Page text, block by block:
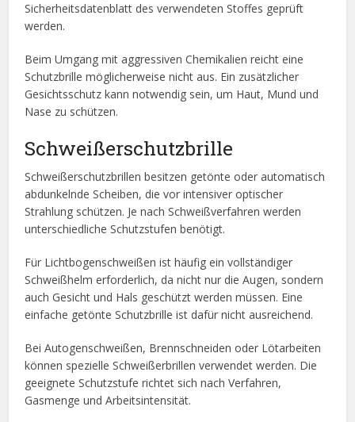
Sicherheitsdatenblatt des verwendeten Stoffes geprüft
werden.
Beim Umgang mit aggressiven Chemikalien reicht eine
Schutzbrille möglicherweise nicht aus. Ein zusätzlicher
Gesichtsschutz kann notwendig sein, um Haut, Mund und
Nase zu schützen.
Schweißerschutzbrille
Schweißerschutzbrillen besitzen getönte oder automatisch
abdunkelnde Scheiben, die vor intensiver optischer
Strahlung schützen. Je nach Schweißverfahren werden
unterschiedliche Schutzstufen benötigt.
Für Lichtbogenschweißen ist häufig ein vollständiger
Schweißhelm erforderlich, da nicht nur die Augen, sondern
auch Gesicht und Hals geschützt werden müssen. Eine
einfache getönte Schutzbrille ist dafür nicht ausreichend.
Bei Autogenschweißen, Brennschneiden oder Lötarbeiten
können spezielle Schweißerbrillen verwendet werden. Die
geeignete Schutzstufe richtet sich nach Verfahren,
Gasmenge und Arbeitsintensität.